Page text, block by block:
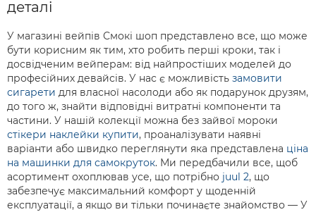
деталі
У магазині вейпів Смокі шоп представлено все, що може
бути корисним як тим, хто робить перші кроки, так і
досвідченим вейперам: від найпростіших моделей до
професійних девайсів. У нас є можливість замовити
сигарети для власної насолоди або як подарунок друзям,
до того ж, знайти відповідні витратні компоненти та
частини. У нашій колекції можна без зайвої мороки
стікери наклейки купити, проаналізувати наявні
варіанти або швидко переглянути яка представлена ціна
на машинки для самокруток. Ми передбачили все, щоб
асортимент охоплював усе, що потрібно juul 2, що
забезпечує максимальний комфорт у щоденній
експлуатації, а якщо ви тільки починаєте знайомство — У